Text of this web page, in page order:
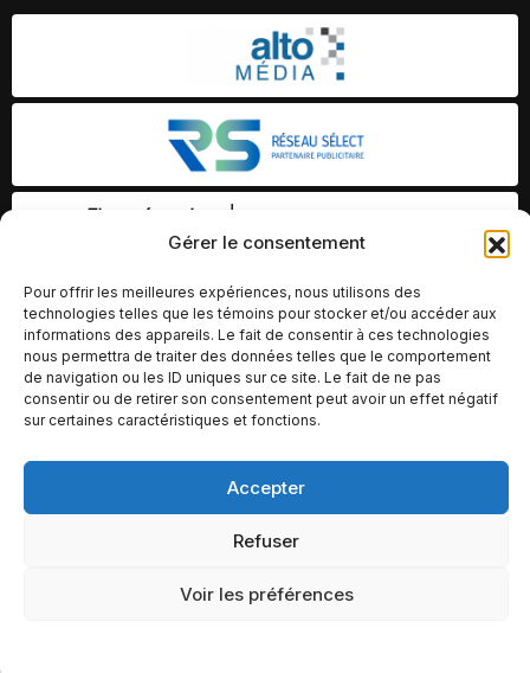
Gérer le consentement
Pour offrir les meilleures expériences, nous utilisons des
technologies telles que les témoins pour stocker et/ou accéder aux
informations des appareils. Le fait de consentir à ces technologies
nous permettra de traiter des données telles que le comportement
de navigation ou les ID uniques sur ce site. Le fait de ne pas
consentir ou de retirer son consentement peut avoir un effet négatif
sur certaines caractéristiques et fonctions.
Accepter
Refuser
Voir les préférences
© Copyright 2026 – Altomédia Inc |